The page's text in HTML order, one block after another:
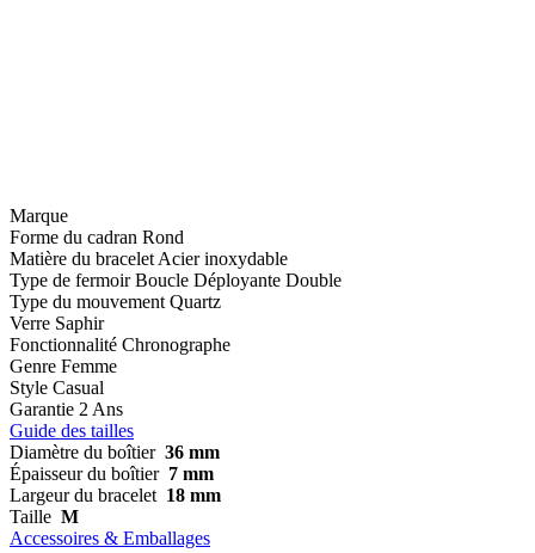
Marque
Forme du cadran Rond
Matière du bracelet Acier inoxydable
Type de fermoir Boucle Déployante Double
Type du mouvement Quartz
Verre Saphir
Fonctionnalité Chronographe
Genre Femme
Style Casual
Garantie 2 Ans
Guide des tailles
Diamètre du boîtier 36 mm
Épaisseur du boîtier 7 mm
Largeur du bracelet 18 mm
Taille M
Accessoires & Emballages